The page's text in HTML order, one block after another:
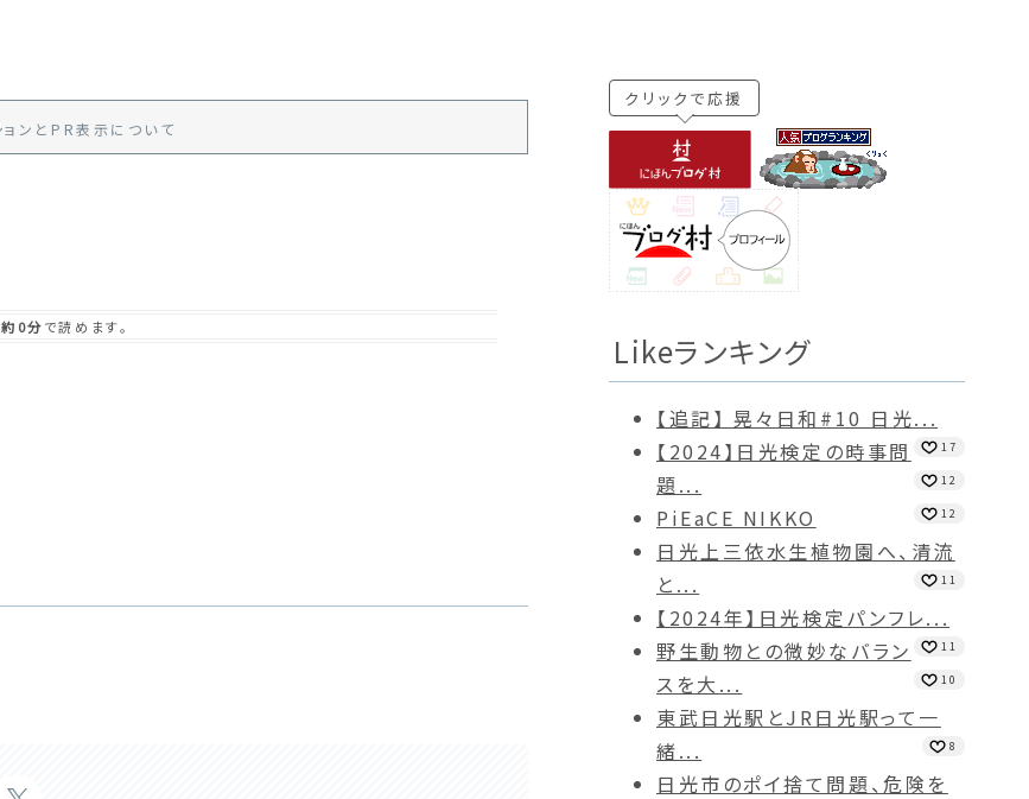
ン と PR表示について
約0分で読めます。
クリックで応援
Likeランキング
【追記】 晃々日和#10 日光...
17
【2024】日光検定の時事問
題...
12
PiEaCE NIKKO 12
日光上三依水生植物園へ、清流
と...
11
【2024年】日光検定パンフレ...
11
野生動物との微妙なバラン
スを大...
10
東武日光駅とJR日光駅って一
緒...
8
日光市のポイ捨て問題、危険を